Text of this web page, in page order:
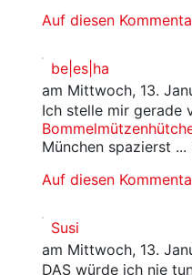
Auf diesen
be|es|ha
am Mittwoch, 13.
Ich stelle mir gerade
München spazierst ...
Auf diesen
Susi
am Mittwoch, 13.
DAS würde ich nie